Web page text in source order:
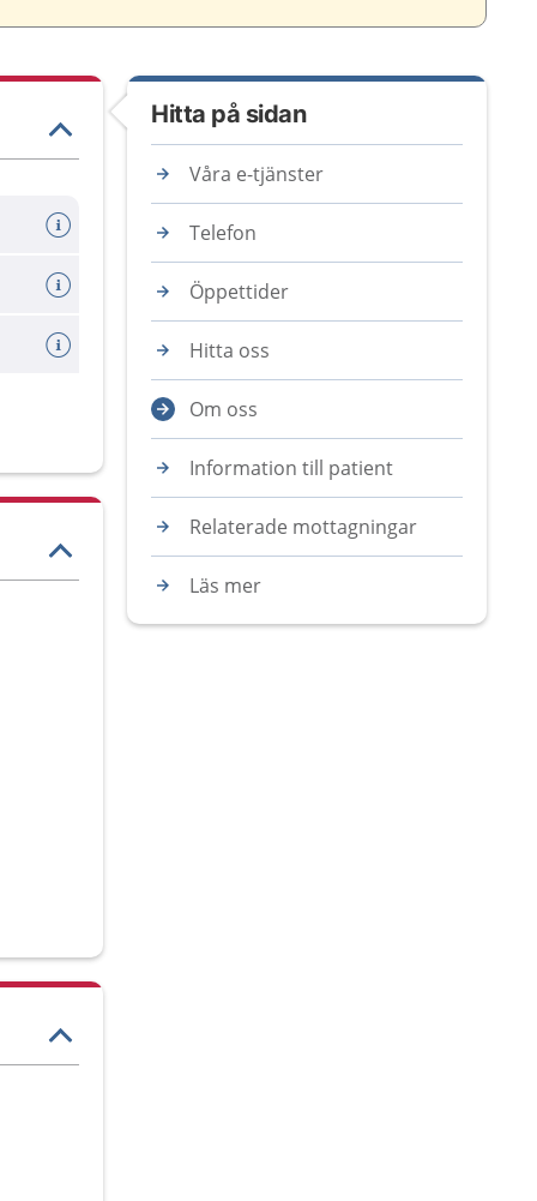
Hitta på sidan
Våra e-tjänster
Telefon
Öppettider
Hitta oss
Om oss
Information till patient
Relaterade mottagningar
Läs mer